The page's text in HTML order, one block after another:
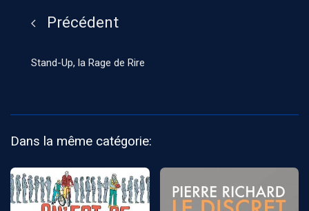
Précédent
Stand-Up, la Rage de Rire
Dans la même catégorie: